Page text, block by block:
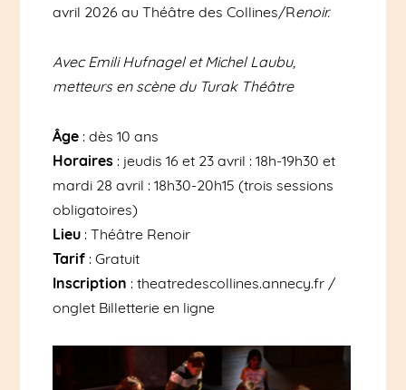
avril 2026 au Théâtre des Collines/Renoir.
Avec Emili Hufnagel et Michel Laubu,
metteurs en scène du Turak Théâtre
Âge: dès 10 ans
Horaires: jeudis 16 et 23 avril : 18h-19h30 et
mardi 28 avril : 18h30-20h15 (trois sessions
obligatoires)
Lieu: Théâtre Renoir
Tarif: Gratuit
Inscription : theatredescollines.annecy.fr /
onglet Billetterie en ligne